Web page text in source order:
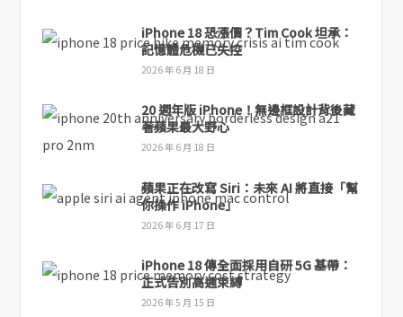
iPhone 18 恐漲價？Tim Cook 坦承：
記憶體危機已失控
2026 年 6 月 18 日
20 週年版 iPhone！無邊框設計背後藏
著蘋果最大野心
2026 年 6 月 18 日
蘋果正在改寫 Siri：未來 AI 將直接「幫
你操作 iPhone」
2026 年 6 月 17 日
iPhone 18 傳全面採用自研 5G 基帶：
正式告別高通束縛
2026 年 5 月 15 日